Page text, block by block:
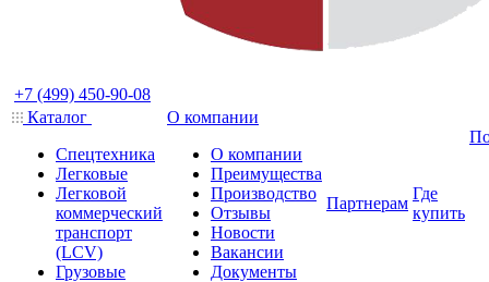
+7 (499) 450-90-08
Каталог
Спецтехника
Легковые
Легковой
коммерческий
транспорт
(LCV)
Грузовые
О компании
О компании
Преимущества
Производство
Отзывы
Новости
Вакансии
Документы
Партнерам
Где
купить